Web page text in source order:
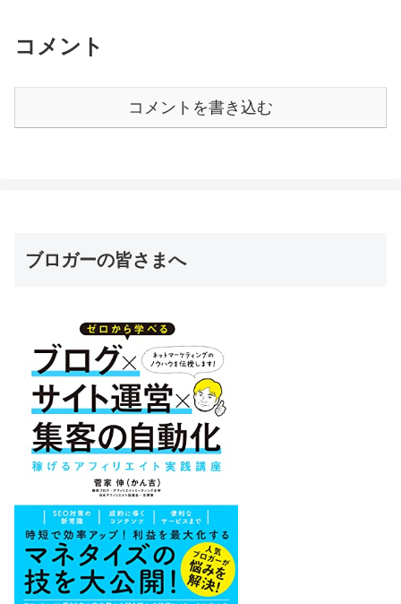
コメント
コメントを書き込む
ブロガーの皆さまへ